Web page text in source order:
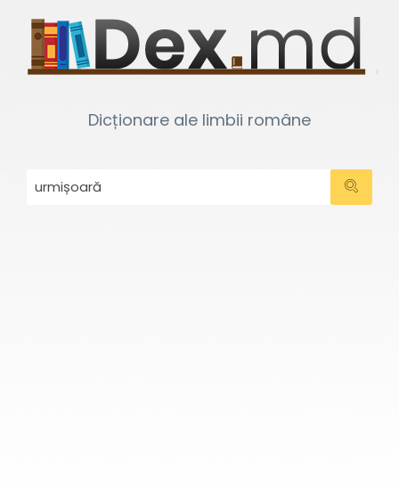
Dicționare ale limbii române